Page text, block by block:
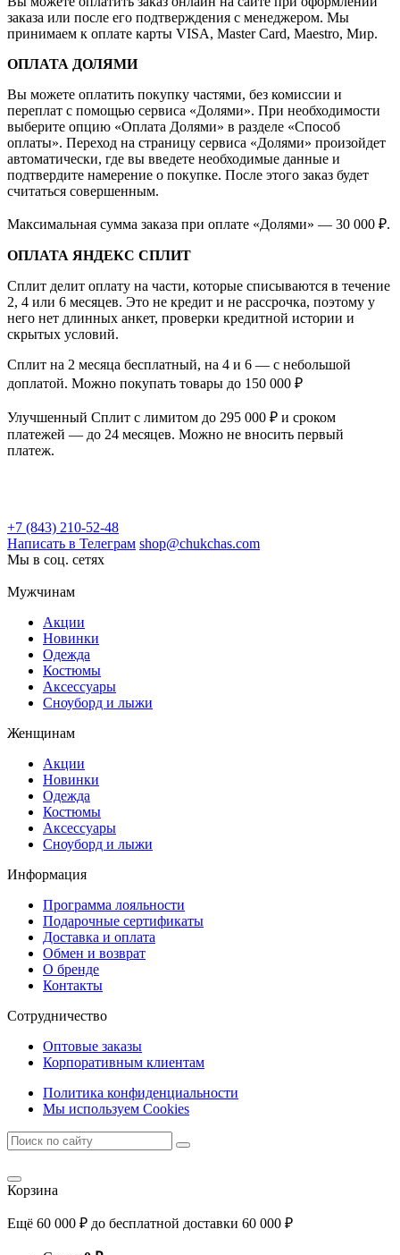
заказа или после его подтверждения с менеджером. Мы
принимаем к оплате карты VISA, Master Card, Maestro, Мир.
ОПЛАТА ДОЛЯМИ
Вы можете оплатить покупку частями, без комиссии и
переплат с помощью сервиса «Долями». При необходимости
выберите опцию «Оплата Долями» в разделе «Способ
оплаты». Переход на страницу сервиса «Долями» произойдет
автоматически, где вы введете необходимые данные и
подтвердите намерение о покупке. После этого заказ будет
считаться совершенным.
Максимальная сумма заказа при оплате «Долями» — 30 000 ₽.
ОПЛАТА ЯНДЕКС СПЛИТ
Сплит делит оплату на части, которые списываются в течение
2, 4 или 6 месяцев. Это не кредит и не рассрочка, поэтому у
него нет длинных анкет, проверки кредитной истории и
скрытых условий.
Сплит на 2 месяца бесплатный, на 4 и 6 — с небольшой
доплатой. Можно покупать товары до 150 000 ₽
Улучшенный Сплит с лимитом до 295 000 ₽ и сроком
платежей — до 24 месяцев. Можно не вносить первый
платеж.
+7 (843) 210-52-48
Написать в Телеграм shop@chukchas.com
Мы в соц. сетях
Мужчинам
Акции
Новинки
Одежда
Костюмы
Аксессуары
Сноуборд и лыжи
Женщинам
Акции
Новинки
Одежда
Костюмы
Аксессуары
Сноуборд и лыжи
Информация
Программа лояльности
Подарочные сертификаты
Доставка и оплата
Обмен и возврат
О бренде
Контакты
Сотрудничество
Оптовые заказы
Корпоративным клиентам
Политика конфиденциальности
Мы используем Cookies
Корзина
Ещё 60 000 ₽ до бесплатной доставки 60 000 ₽